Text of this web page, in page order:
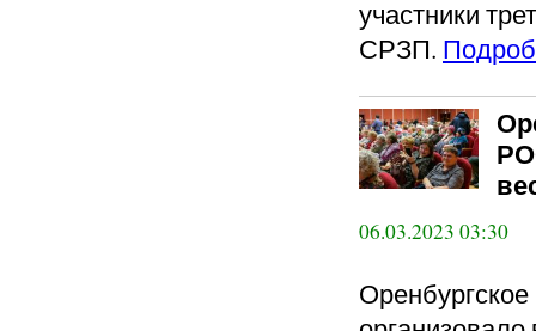
участники
СРЗП.
06.03.2023 03:30